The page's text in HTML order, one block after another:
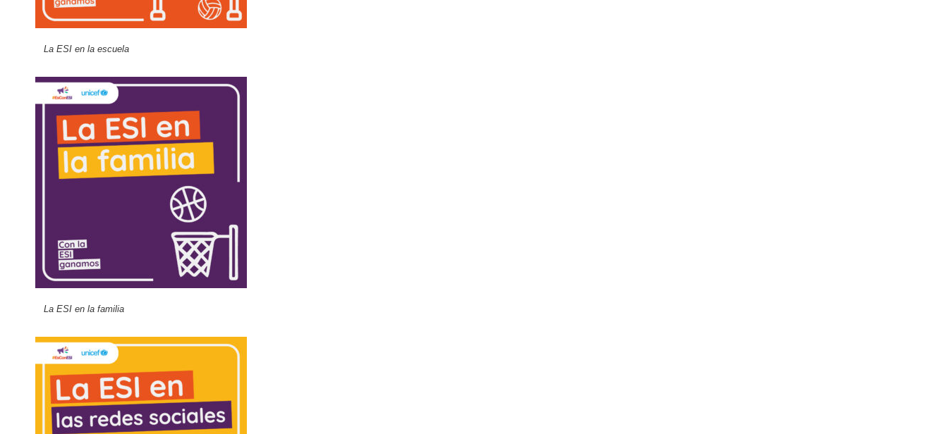
La ESI en la escuela
La ESI en la familia